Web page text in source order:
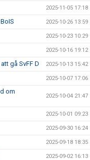
2025-11-05 17:18
2025-10-26 13:59
2025-10-23 10:29
2025-10-16 19:12
gå SvFF D 2025-10-13 15:42
2025-10-07 17:06
om
2025-10-04 21:47
2025-10-01 09:23
2025-09-30 16:24
2025-09-18 18:35
2025-09-02 16:13